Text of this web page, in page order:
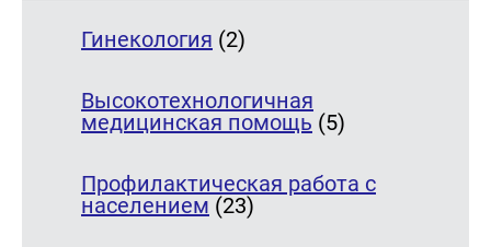
Гинекология (2)
Высокотехнологичная
медицинская помощь (5)
Профилактическая работа с
населением (23)